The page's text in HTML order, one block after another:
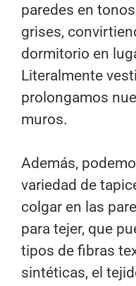
paredes en
grises,
dormitorio en
Literalmente
prolongamos
muros.
Además,
variedad de
colgar en las
para tejer, que
tipos de fibras
sintéticas, el